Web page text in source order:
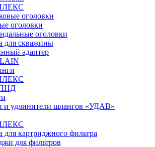
оголовки
оголовки
оголовки
для скважины
адаптер
и удлинители шлангов «УДАВ»
для картриджного фильтра
для фильтров